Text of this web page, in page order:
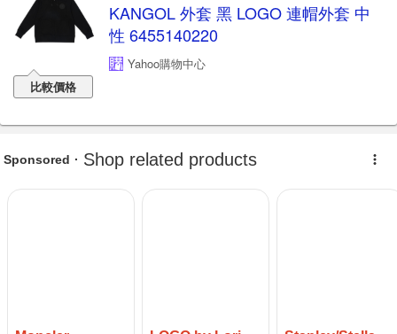
比較價格
KANGOL 外套 黑 LOGO 連帽外套 中
性 6455140220
Yahoo購物中心